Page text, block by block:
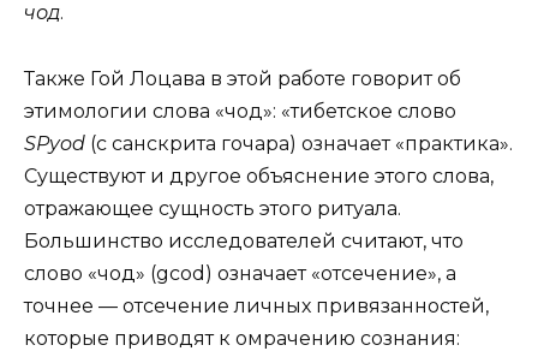
чод.
Также Гой Лоцава в этой работе говорит об
этимологии слова «чод»: «тибетское слово
SPyod (с санскрита гочара) означает «практика».
Существуют и другое объяснение этого слова,
отражающее сущность этого ритуала.
Большинство исследователей считают, что
слово «чод» (gcod) означает «отсечение», а
точнее — отсечение личных привязанностей,
которые приводят к омрачению сознания: